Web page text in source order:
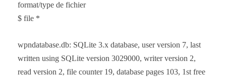
format/type de fichier
$ file *
wpndatabase.db: SQLite 3.x database, user version 7, last
written using SQLite version 3029000, writer version 2,
read version 2, file counter 19, database pages 103, 1st free